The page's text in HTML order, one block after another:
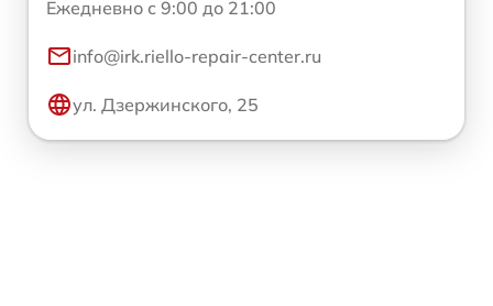
Ежедневно с 9:00 до 21:00
info@irk.riello-repair-center.ru
ул. Дзержинского, 25